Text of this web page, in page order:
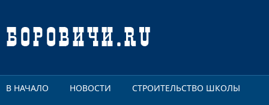
В НАЧАЛО НОВОСТИ СТРОИТЕЛЬСТВО ШКОЛЫ